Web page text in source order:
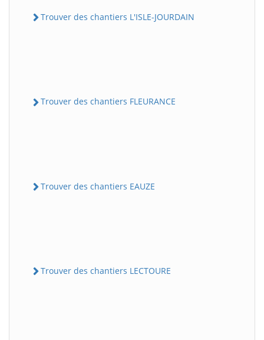
Trouver des chantiers L'ISLE-JOURDAIN
Trouver des chantiers FLEURANCE
Trouver des chantiers EAUZE
Trouver des chantiers LECTOURE